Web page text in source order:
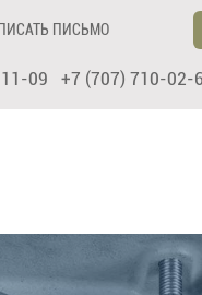
ПИСЬМО
09 +7 (707) 710-02-